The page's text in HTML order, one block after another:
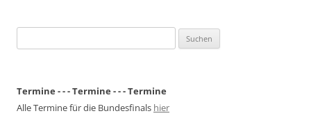
nach:
Termine - - - Termine - - - Termine
Alle Termine für die Bundesfinals hier